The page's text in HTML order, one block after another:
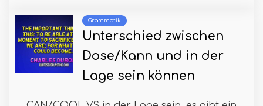
Grammatik
Unterschied zwischen
Dose/Kann und in der
Lage sein können